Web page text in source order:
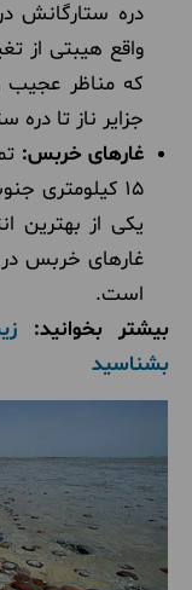
دره ستارگانش
واقع هیبتی از
که مناظر عجیب
جزایر ناز تا دره ستارگان
غارهای خربس:
15 کیلومتری
یکی از بهترین
است.
بیشتر بخوانید:
بشناسید